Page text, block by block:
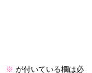
※ が付いている欄は必